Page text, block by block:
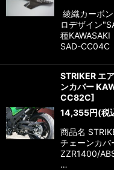
綾織カーボ
ロデザイン
種
SAD-
STRIKER エ
ンカバー
CC82C]
14,355円(税
商品名
チェーンカバ
ZZR1400/
…